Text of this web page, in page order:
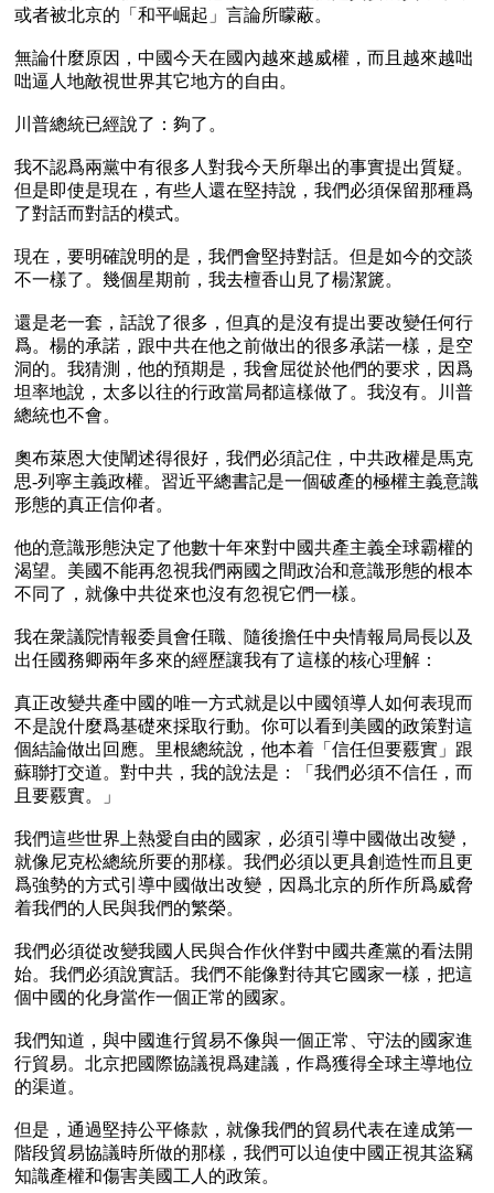
或者被北京的「和平崛起」言論所矇蔽。
無論什麼原因，中國今天在國內越來越威權，而且越來越咄
咄逼人地敵視世界其它地方的自由。
川普總統已經說了：夠了。
我不認爲兩黨中有很多人對我今天所舉出的事實提出質疑。
但是即使是現在，有些人還在堅持說，我們必須保留那種爲
了對話而對話的模式。
現在，要明確說明的是，我們會堅持對話。但是如今的交談
不一樣了。幾個星期前，我去檀香山見了楊潔篪。
還是老一套，話說了很多，但真的是沒有提出要改變任何行
爲。楊的承諾，跟中共在他之前做出的很多承諾一樣，是空
洞的。我猜測，他的預期是，我會屈從於他們的要求，因爲
坦率地說，太多以往的行政當局都這樣做了。我沒有。川普
總統也不會。
奧布萊恩大使闡述得很好，我們必須記住，中共政權是馬克
思-列寧主義政權。習近平總書記是一個破產的極權主義意識
形態的真正信仰者。
他的意識形態決定了他數十年來對中國共產主義全球霸權的
渴望。美國不能再忽視我們兩國之間政治和意識形態的根本
不同了，就像中共從來也沒有忽視它們一樣。
我在衆議院情報委員會任職、隨後擔任中央情報局局長以及
出任國務卿兩年多來的經歷讓我有了這樣的核心理解：
真正改變共產中國的唯一方式就是以中國領導人如何表現而
不是說什麼爲基礎來採取行動。你可以看到美國的政策對這
個結論做出回應。里根總統說，他本着「信任但要覈實」跟
蘇聯打交道。對中共，我的說法是：「我們必須不信任，而
且要覈實。」
我們這些世界上熱愛自由的國家，必須引導中國做出改變，
就像尼克松總統所要的那樣。我們必須以更具創造性而且更
爲強勢的方式引導中國做出改變，因爲北京的所作所爲威脅
着我們的人民與我們的繁榮。
我們必須從改變我國人民與合作伙伴對中國共產黨的看法開
始。我們必須說實話。我們不能像對待其它國家一樣，把這
個中國的化身當作一個正常的國家。
我們知道，與中國進行貿易不像與一個正常、守法的國家進
行貿易。北京把國際協議視爲建議，作爲獲得全球主導地位
的渠道。
但是，通過堅持公平條款，就像我們的貿易代表在達成第一
階段貿易協議時所做的那樣，我們可以迫使中國正視其盜竊
知識產權和傷害美國工人的政策。